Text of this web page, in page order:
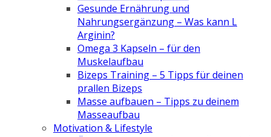
Gesunde Ernährung und
Nahrungsergänzung – Was kann L
Arginin?
Omega 3 Kapseln – für den
Muskelaufbau
Bizeps Training – 5 Tipps für deinen
prallen Bizeps
Masse aufbauen – Tipps zu deinem
Masseaufbau
Motivation & Lifestyle